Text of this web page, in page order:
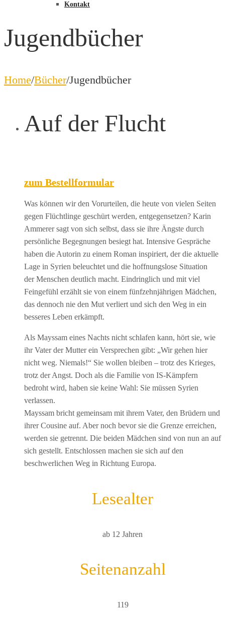
Kontakt
Jugendbücher
Home/Bücher/Jugendbücher
Auf der Flucht
zum Bestellformular
Was können wir den Vorurteilen, die heute von vielen Seiten
gegen Flüchtlinge geschürt werden, entgegensetzen? Karin
Ammerer sagt von sich selbst, dass sie ihre Ängste durch
persönliche Begegnungen besiegt hat. Intensive Gespräche
haben die Autorin zu einem Roman inspiriert, der die aktuelle
Lage in Syrien beleuchtet und die hoffnungslose Situation
der Menschen deutlich macht. Eindringlich und mit viel
Feingefühl erzählt sie von einem fünfzehnjährigen Mädchen,
das dennoch nie den Mut verliert und sich den Weg in ein
besseres Leben erkämpft.
Als Mayssam eines Nachts nicht schlafen kann, hört sie, wie
ihr Vater der Mutter ein Versprechen gibt: „Wir gehen hier
nicht weg. Niemals!“ Sie wollen bleiben – trotz des Krieges,
trotz der Angst. Doch als die Familie von IS-Kämpfern
bedroht wird, haben sie keine Wahl: Sie müssen Syrien
verlassen.
Mayssam bricht gemeinsam mit ihrem Vater, den Brüdern und
ihrer Cousine auf. Aber noch bevor sie die Grenze erreichen,
werden sie getrennt. Die beiden Mädchen sind von nun an auf
sich gestellt. Entschlossen machen sie sich auf den
beschwerlichen Weg in Richtung Europa.
Lesealter
ab 12 Jahren
Seitenanzahl
119